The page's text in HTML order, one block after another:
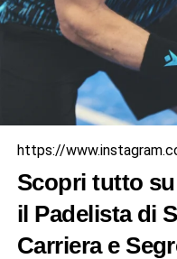
Impatto
diffusione globale del
molte nazioni, il WPT ha
e a far sì che diventasse
internazionale. La
sponsor e media,
https://
Scopri tutto
il Padelista di
Carriera e